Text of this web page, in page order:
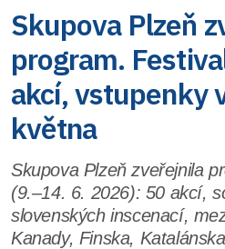
Skupova Plzeň
program.
akcí, vstupenky
května
Skupova Plzeň zveřejnila
(9.–14. 6. 2026): 50 akcí,
slovenských inscenací,
Kanady, Finska,